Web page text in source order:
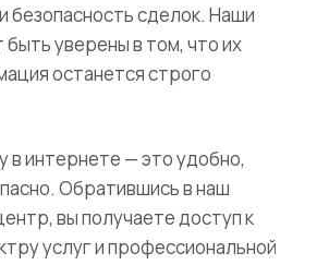
безопасность сделок. Наши
быть уверены в том, что их
останется строго
в интернете — это удобно,
Обратившись в наш
вы получаете доступ к
услуг и профессиональной